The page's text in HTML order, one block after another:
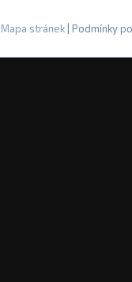
Mapa stránek | Podmínky